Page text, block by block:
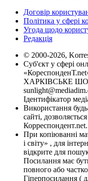
Договір
Політика у сфері
Угода щодо
Редакція
© 2000-2026,
Суб'єкт у сфері
ХАРКІВСЬКЕ
Ідентифікатор
Використання
сайті,
Корреспондент.net.
При копіюванні
і світу» , для
відкрите для
Посилання має
повного або
Гіперпосилання (